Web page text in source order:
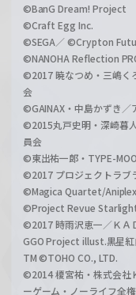
©BanG Dream! Project
©Craft Egg Inc.
©SEGA／ ©Crypton
©NANOHA Reflection
©2017 暁なつめ・三嶋く
会
©GAINAX・中島かずき／
©2015丸戸史明・深崎暮
員会
©東出祐一郎・TYPE-
©2017 プロジェクトラブ
©Magica Quartet/
©Project Revue
©2017 時雨沢恵一／ＫＡ
GGO Project illust.黒星紅
TM ©TOHO CO., LTD.
©2014 榎宮祐・株式会社
ーゲーム・ノーライフ全